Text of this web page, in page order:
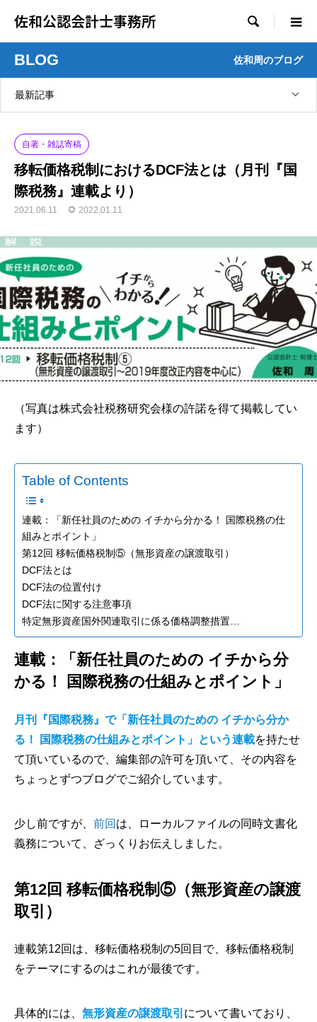
佐和公認会計士事務所 
BLOG 佐和周のブログ
最新記事
自著・雑誌寄稿
移転価格税制におけるDCF法とは（月刊『国
際税務』連載より）
2021.06.11 2022.01.11
（写真は株式会社税務研究会様の許諾を得て掲載してい
ます）
Table of Contents
連載：「新任社員のための イチから分かる！ 国際税務の仕
組みとポイント」
第12回 移転価格税制⑤（無形資産の譲渡取引）
DCF法とは
DCF法の位置付け
DCF法に関する注意事項
特定無形資産国外関連取引に係る価格調整措置…
連載：「新任社員のための イチから分
かる！ 国際税務の仕組みとポイント」
月刊『国際税務』で「新任社員のための イチから分か
る！ 国際税務の仕組みとポイント」という連載を持たせ
て頂いているので、編集部の許可を頂いて、その内容を
ちょっとずつブログでご紹介しています。
少し前ですが、 前回 は、ローカルファイルの同時文書化
義務について、ざっくりお伝えしました。
第12回 移転価格税制⑤（無形資産の譲渡
取引）
連載第12回は、移転価格税制の5回目で、移転価格税制
をテーマにするのはこれが最後です。
具体的には、 無形資産の譲渡取引 について書いており、